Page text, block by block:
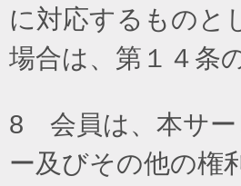
に対応するものと
場合は、第１４条
8 会員は、本サー
ー及びその他の権